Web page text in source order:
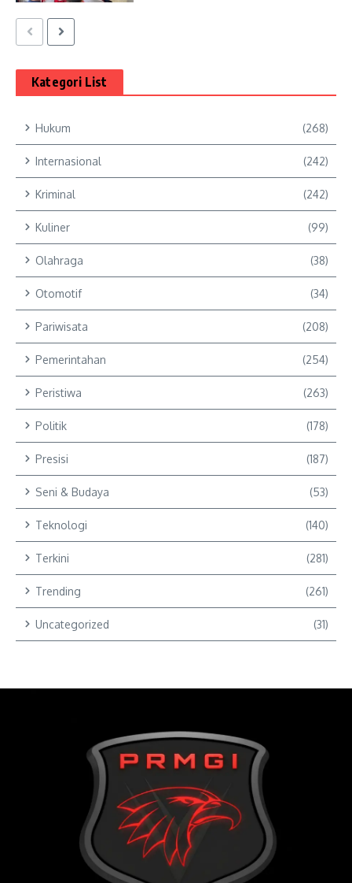
Kategori List
Hukum (268)
Internasional (242)
Kriminal (242)
Kuliner (99)
Olahraga (38)
Otomotif (34)
Pariwisata (208)
Pemerintahan (254)
Peristiwa (263)
Politik (178)
Presisi (187)
Seni & Budaya (53)
Teknologi (140)
Terkini (281)
Trending (261)
Uncategorized (31)